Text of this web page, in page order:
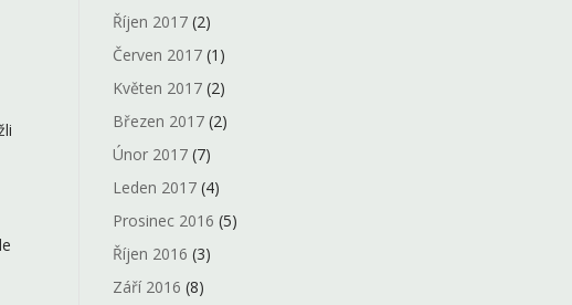
Říjen 2017(2)
Červen 2017(1)
Květen 2017(2)
Březen 2017(2)
Únor 2017(7)
Leden 2017(4)
Prosinec 2016 (5)
Říjen 2016 (3)
Září 2016 (8)